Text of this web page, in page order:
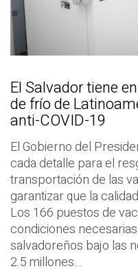
El Salvador tiene
de frío de
anti-COVID-19
El Gobierno del
cada detalle para el
transportación de las
garantizar que la
Los 166 puestos de
condiciones
salvadoreños bajo las
2.5 millones…